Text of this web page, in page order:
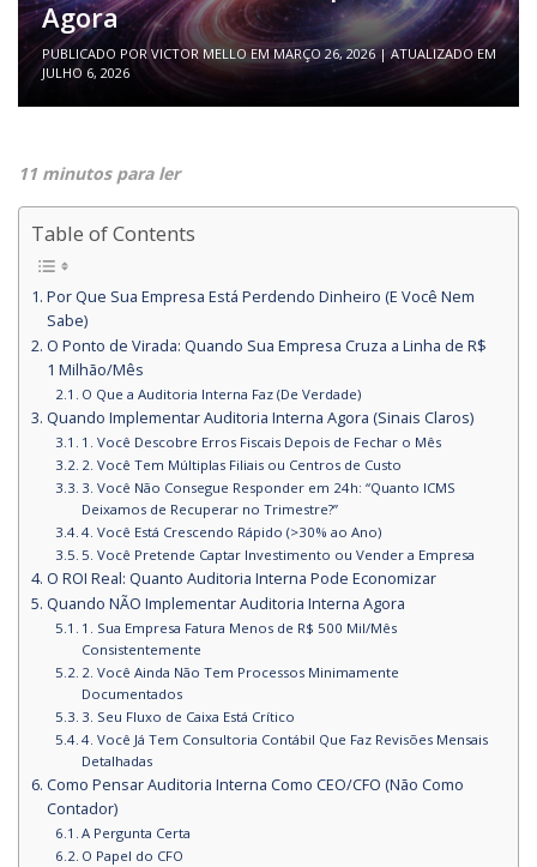
Agora
PUBLICADO PORVICTOR MELLO EMMARÇO 26, 2026| ATUALIZADO EM
JULHO 6, 2026
11 minutos para ler
Table of Contents
Por Que Sua Empresa Está Perdendo Dinheiro (E Você Nem
Sabe)
O Ponto de Virada: Quando Sua Empresa Cruza a Linha de R$
1 Milhão/Mês
O Que a Auditoria Interna Faz (De Verdade)
Quando Implementar Auditoria Interna Agora (Sinais Claros)
1. Você Descobre Erros Fiscais Depois de Fechar o Mês
2. Você Tem Múltiplas Filiais ou Centros de Custo
3. Você Não Consegue Responder em 24h: “Quanto ICMS
Deixamos de Recuperar no Trimestre?”
4. Você Está Crescendo Rápido (>30% ao Ano)
5. Você Pretende Captar Investimento ou Vender a Empresa
O ROI Real: Quanto Auditoria Interna Pode Economizar
Quando NÃO Implementar Auditoria Interna Agora
1. Sua Empresa Fatura Menos de R$ 500 Mil/Mês
Consistentemente
2. Você Ainda Não Tem Processos Minimamente
Documentados
3. Seu Fluxo de Caixa Está Crítico
4. Você Já Tem Consultoria Contábil Que Faz Revisões Mensais
Detalhadas
Como Pensar Auditoria Interna Como CEO/CFO (Não Como
Contador)
A Pergunta Certa
O Papel do CFO